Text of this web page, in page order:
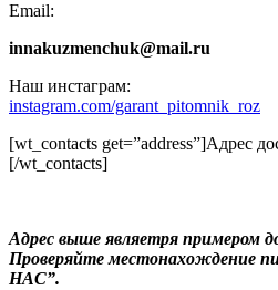
Email:
innakuzmenchuk@mail.ru
Наш инстаграм:
instagram.com/garant_pitomnik_roz
[wt_contacts get=”address”]Адрес
[/wt_contacts]
Адрес выше являетря примером
Проверяйте местонахождение
НАС”.